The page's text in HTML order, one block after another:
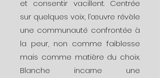
et consentir vacillent. Centrée
sur quelques voix, l’œuvre révèle
une communauté confrontée à
la peur, non comme faiblesse
mais comme matière du choix.
Blanche incarne une